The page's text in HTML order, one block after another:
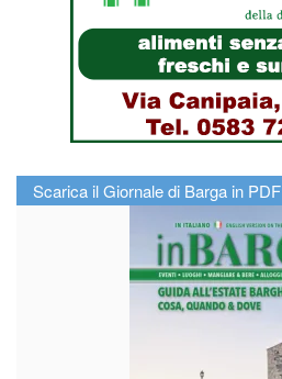
Scarica il Giornale di Barga in PDF